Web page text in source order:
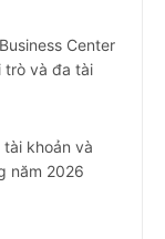
Center
trò và đa tài
tài khoản và
năm 2026